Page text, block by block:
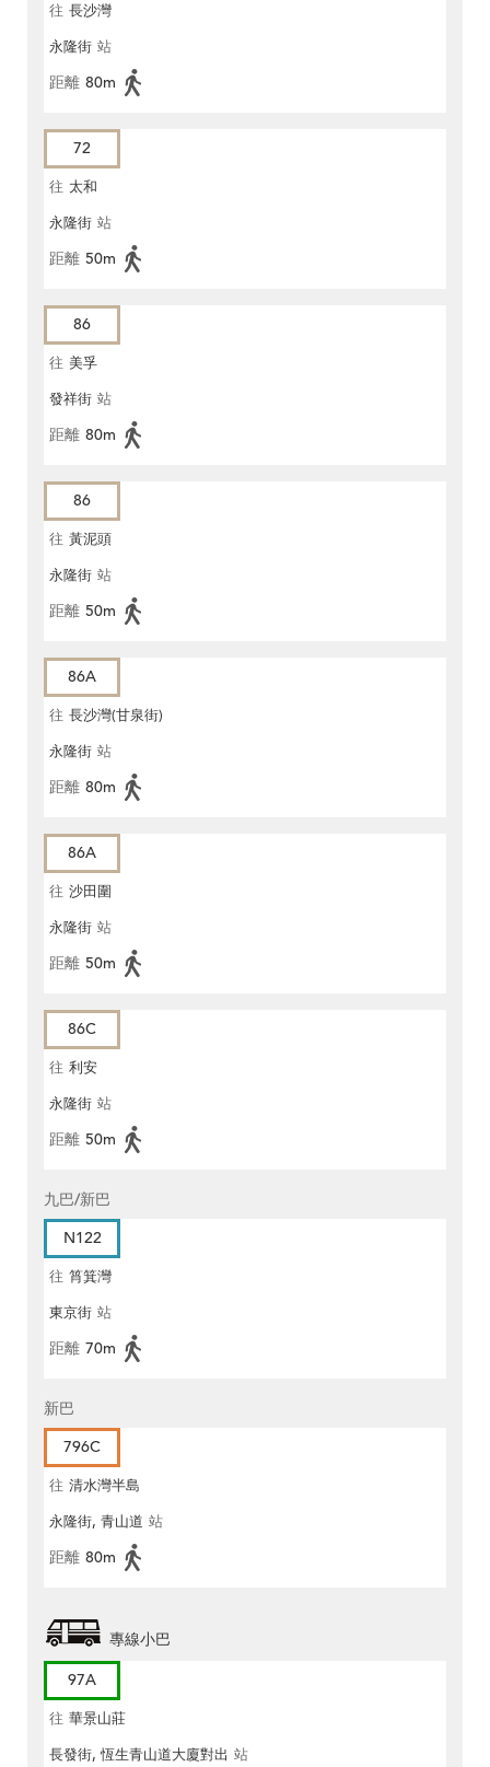
往 長沙灣
永隆街 站
距離 80m
72
往 太和
永隆街 站
距離 50m
86
往 美孚
發祥街 站
距離 80m
86
往 黃泥頭
永隆街 站
距離 50m
86A
往 長沙灣(甘泉街)
永隆街 站
距離 80m
86A
往 沙田圍
永隆街 站
距離 50m
86C
往 利安
永隆街 站
距離 50m
九巴/新巴
N122
往 筲箕灣
東京街 站
距離 70m
新巴
796C
往 清水灣半島
永隆街, 青山道 站
距離 80m
專線小巴
97A
往 華景山莊
長發街, 恆生青山道大廈對出 站